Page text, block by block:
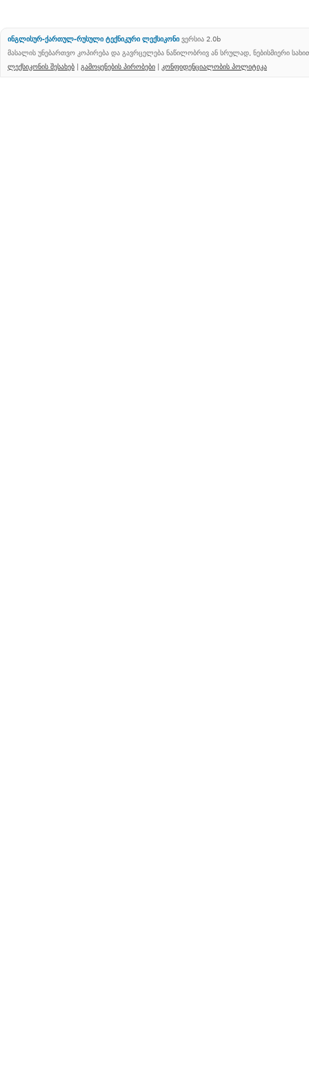
ინგლისურ-ქართულ-რუსული ტექნიკური ლექსიკონი ვერსია 2.0b
მასალის უნებართვო კოპირება და გავრცელება ნაწილობრივ ან სრულად, ნებისმიერი
ლექსიკონის შესახებ | გამოყენების პირობები | კონფიდენციალობის პოლიტიკა